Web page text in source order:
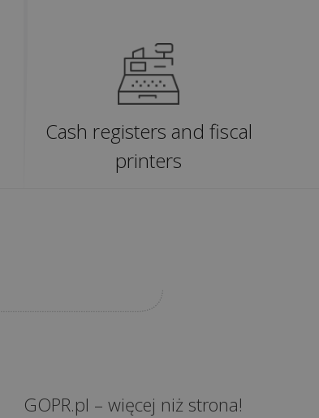
Cash registers and fiscal
printers
GOPR.pl – więcej niż strona!